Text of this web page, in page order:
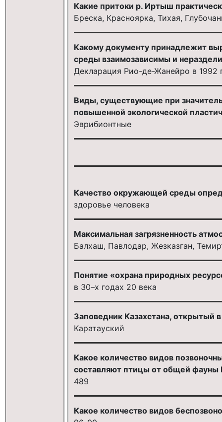
Какие притоки р. Иртыш
Бреска, Красноярка, Тихая,
Какому документу принадлежит
среды взаимозависимы и
Декларация Рио-де-Жанейро в 1992
Виды, существующие при
повышенной экологической
Эврибионтные
Качество окружающей среды
здоровье человека
Максимальная загрязненность
Балхаш, Павлодар, Жезказган,
Понятие «охрана природных
в 30–х годах 20 века
Заповедник Казахстана, открытый
Каратауский
Какое количество видов
составляют птицы от общей фауны
489
Какое количество видов